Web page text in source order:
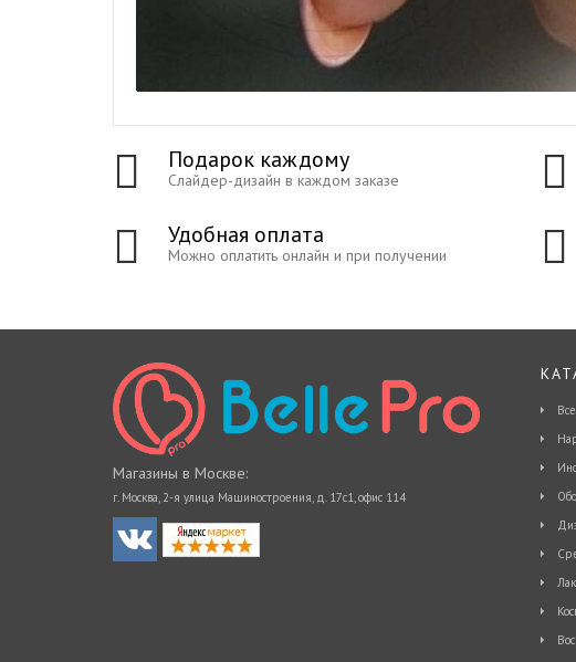
Подарок каждому
Слайдер-дизайн в каждом заказе
Удобная оплата
Можно оплатить онлайн и при получении
Магазины в Москве:
г. Москва, 2-я улица Машиностроения, д. 17с1, офис 114